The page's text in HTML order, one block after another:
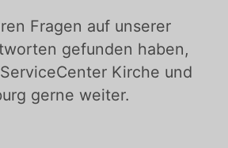
Fragen auf unserer
gefunden haben,
Kirche und
gerne weiter.